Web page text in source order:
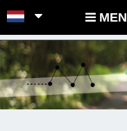
POINTS-NOEUDS